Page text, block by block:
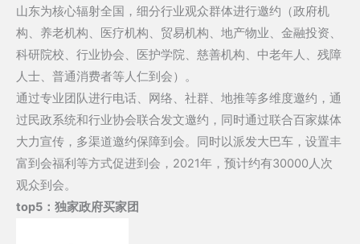
山东为核心辐射全国，细分行业观众群体进行邀约（政府机
构、养老机构、医疗机构、贸易机构、地产物业、金融投资、
科研院校、行业协会、医护学院、慈善机构、中老年人、残障
人士、普通消费者等人仁到会）。
通过专业团队进行电话、网络、社群、地推等多维度邀约，通
过民政系统和行业协会联合发文邀约，同时通过联合百家媒体
大力宣传，多渠道邀约保障到会。同时以派发大巴车，设置丰
富到会福利等方式促进到会，2021年，预计约有30000人次
观众到会。
top5： 独家政府买家团